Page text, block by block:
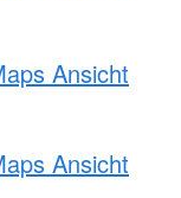
Ansicht
Ansicht